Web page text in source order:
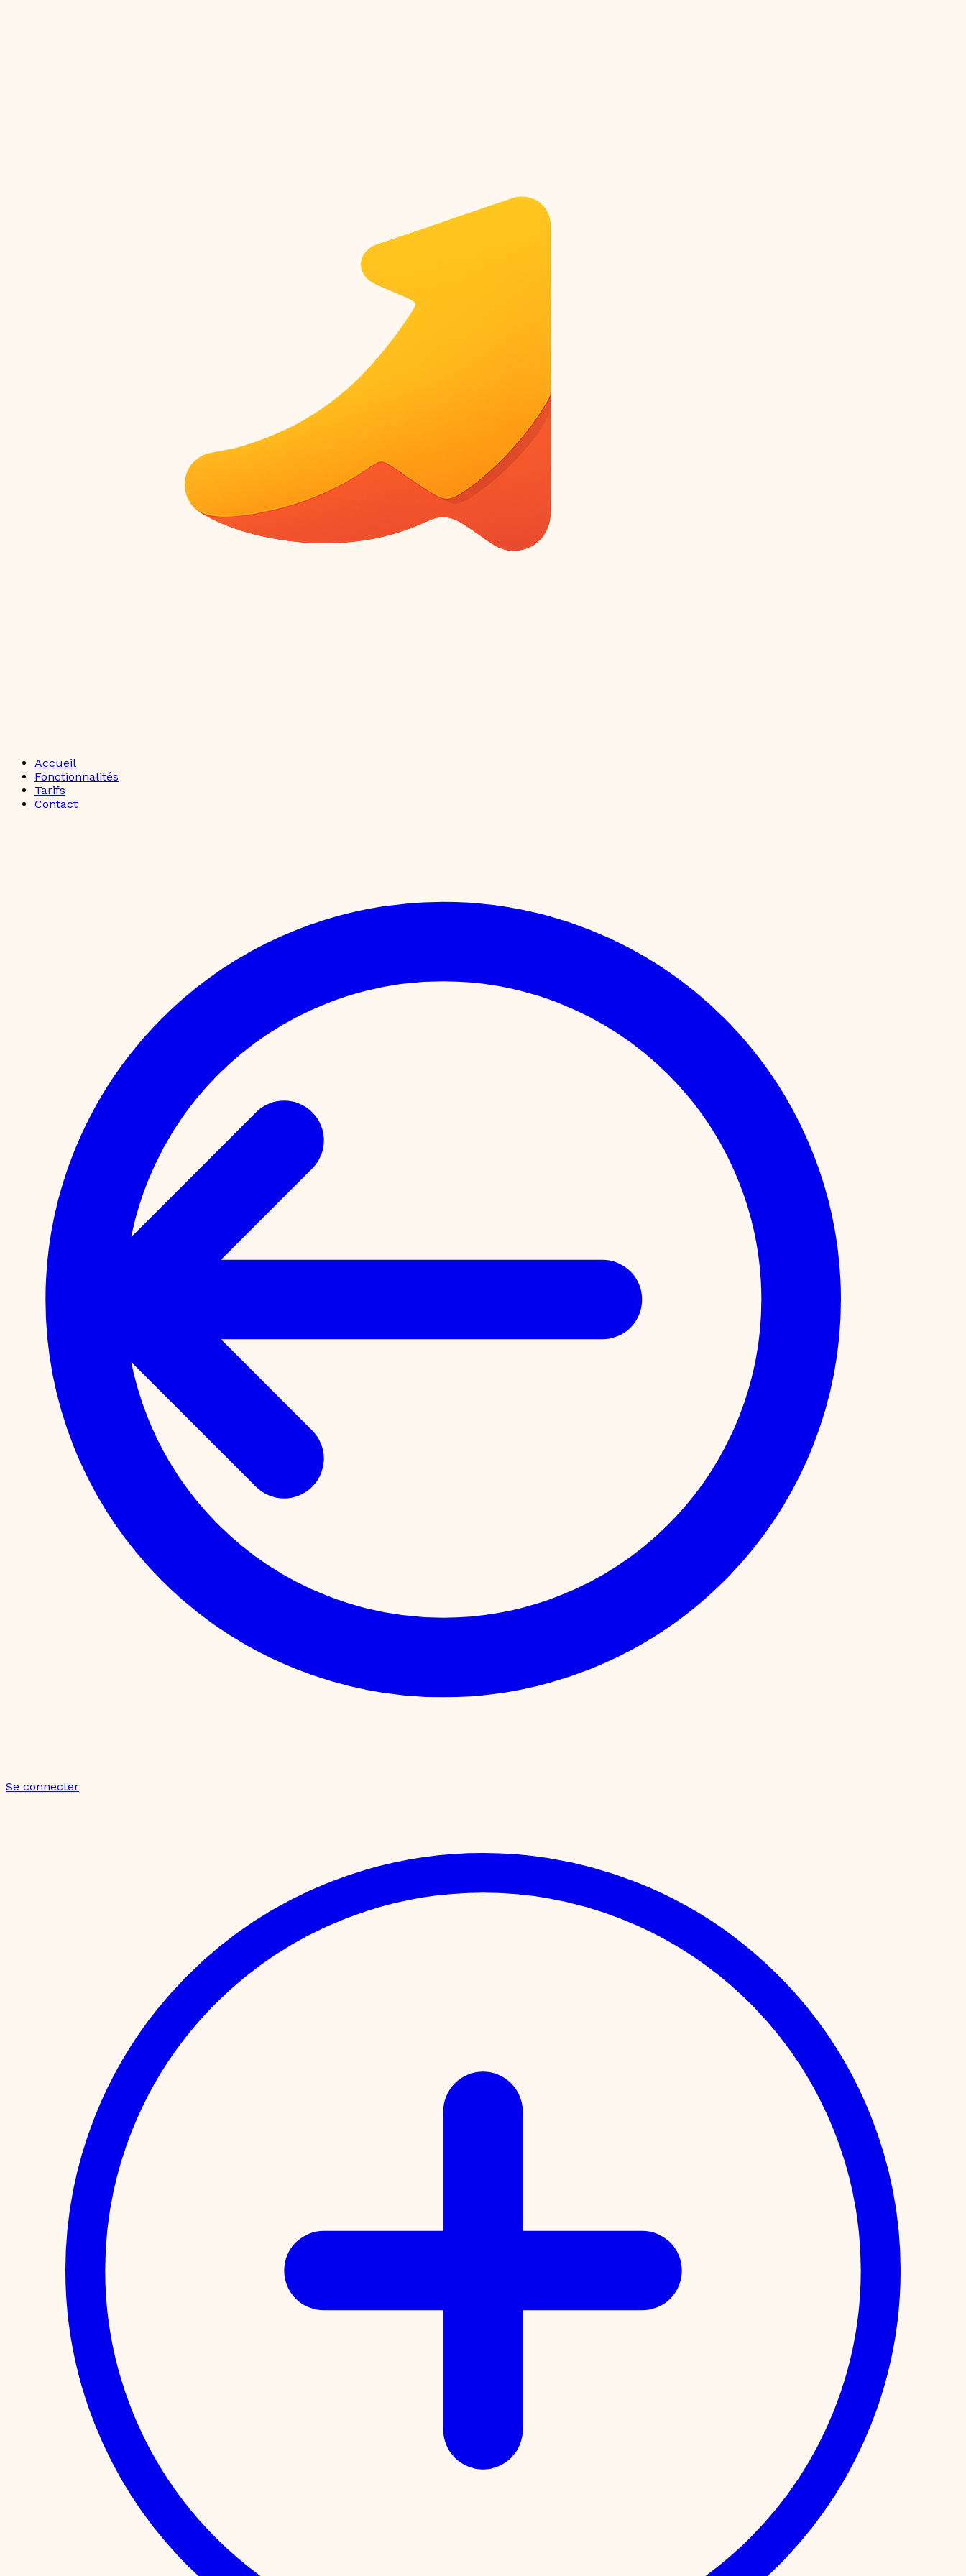
Accueil
Fonctionnalités
Tarifs
Contact
Se connecter